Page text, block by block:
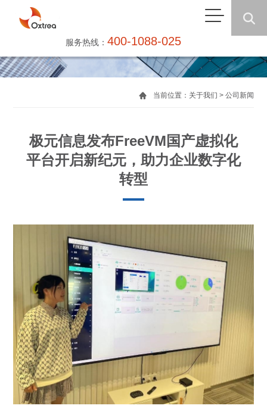
服务热线：400-1088-025
当前位置： 关于我们 > 公司新闻
极元信息发布FreeVM国产虚拟化
平台开启新纪元，助力企业数字化
转型